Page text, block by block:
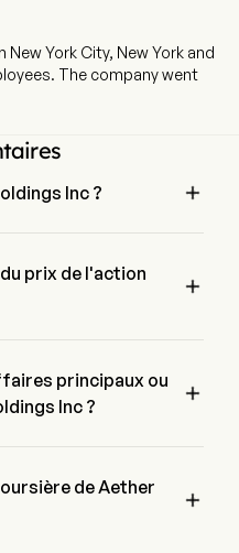
York City, New York and
The company went
Inc ? 
prix de l'action

principaux ou
Inc ?

de Aether
